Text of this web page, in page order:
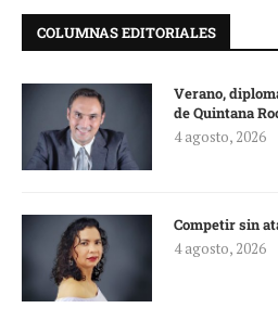
COLUMNAS EDITORIALES
Verano,
de Quintana
4 agosto, 2026
Competir sin
4 agosto, 2026